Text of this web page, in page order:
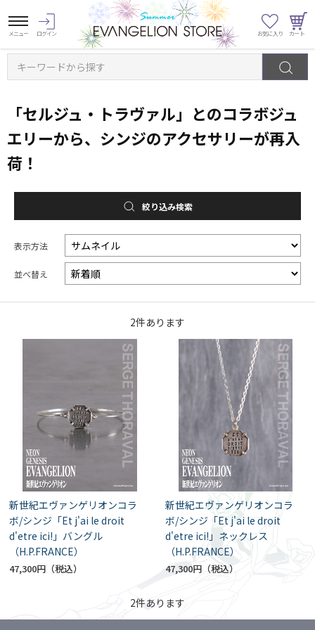
キーワードから探す
「セルジュ・トラヴァル」とのコラボジュ
エリーから、シンジのアクセサリーが再入
荷！
絞り込み検索
表示方法
並べ替え
2件あります
新世紀エヴァンゲリオンコラ
ボ/シンジ「Et j'ai le droit
d'etre ici!」バングル
（H.P.FRANCE）
47,300円
新世紀エヴァンゲリオンコラ
ボ/シンジ「Et j'ai le droit
d'etre ici!」ネックレス
（H.P.FRANCE）
47,300円
2件あります